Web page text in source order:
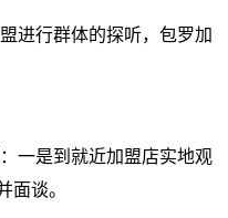
进行群体的探听，包罗加
一是到就近加盟店实地观
面谈。